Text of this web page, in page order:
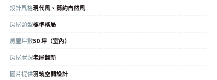
設計風格現代風、簡約自然風
房屋類型標準格局
房屋坪數50 坪（室內）
房屋狀況老屋翻新
圖片提供羽筑空間設計